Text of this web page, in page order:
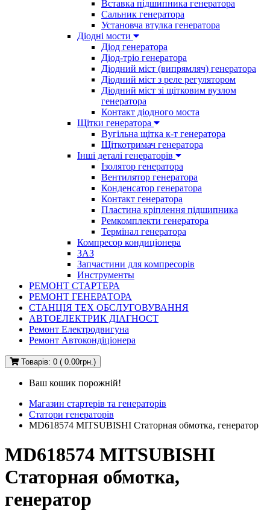
Вставка підшипника генератора
Сальник генератора
Установча втулка генератора
Діодні мости
Діод генератора
Діод-тріо генератора
Діодний міст (випрямляч) генератора
Діодний міст з реле регулятором
Діодний міст зі щітковим вузлом
генератора
Контакт діодного моста
Щітки генератора
Вугільна щітка к-т генератора
Щіткотримач генератора
Інші деталі генераторів
Ізолятор генератора
Вентилятор генератора
Конденсатор генератора
Контакт генератора
Пластина кріплення підшипника
Ремкомплекти генератора
Термінал генератора
Компресор кондиціонера
ЗАЗ
Запчастини для компресорів
Инструменты
РЕМОНТ СТАРТЕРА
РЕМОНТ ГЕНЕРАТОРА
СТАНЦІЯ ТЕХ ОБСЛУГОВУВАННЯ
АВТОЕЛЕКТРИК ДІАГНОСТ
Ремонт Електродвигуна
Ремонт Автокондіціонера
Товарів: 0 ( 0.00грн.)
Ваш кошик порожній!
Магазин стартерів та генераторів
Cтатори генераторів
MD618574 MITSUBISHI Статорная обмотка, генератор
MD618574 MITSUBISHI
Статорная обмотка,
генератор